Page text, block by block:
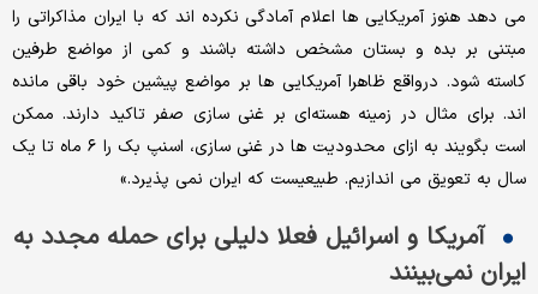
می دهد هنوز آمریکایی ها اعلام آمادگی نکرده اند که با ایران مذاکراتی را
مبتنی بر بده و بستان مشخص داشته باشند و کمی از مواضع طرفین
کاسته شود. درواقع ظاهرا آمریکایی ها بر مواضع پیشین خود باقی مانده
اند. برای مثال در زمینه هسته‌ای بر غنی سازی صفر تاکید دارند. ممکن
است بگویند به ازای محدودیت ها در غنی سازی، اسنپ بک را ۶ ماه تا یک
سال به تعویق می اندازیم. طبیعیست که ایران نمی پذیرد.»
آمریکا و اسرائیل فعلا دلیلی برای حمله مجدد به
ایران نمی‌بینند